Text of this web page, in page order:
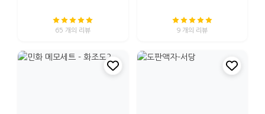
65 개의 리뷰 9 개의 리뷰